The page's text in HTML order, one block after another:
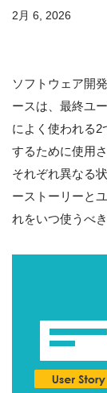
2月 6, 2026
ソフトウェア開
ースは、最終ユ
によく使われる2
するために使用
それぞれ異なる
ーストーリーと
れをいつ使うべ